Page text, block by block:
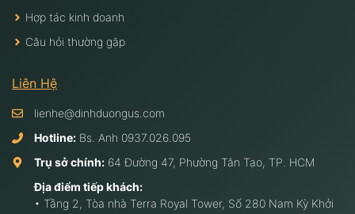
Hợp tác kinh doanh
Câu hỏi thường gặp
Liên Hệ
lienhe@dinhduongus.com
Hotline: Bs. Anh 0937.026.095
Trụ sở chính: 64 Đường 47, Phường Tân Tạo, TP. HCM
Địa điểm tiếp khách:
• Tầng 2, Tòa nhà Terra Royal Tower, Số 280 Nam Kỳ Khởi